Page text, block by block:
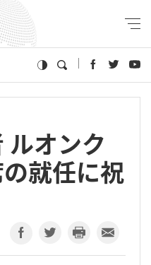
ルオンク
就任に祝